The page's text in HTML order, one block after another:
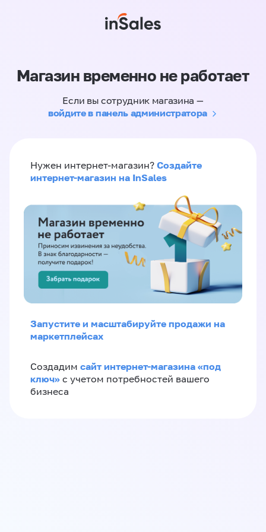
Магазин временно не работает
Если вы сотрудник магазина —
войдите в панель администратора
Нужен интернет-магазин? Создайте
интернет-магазин на InSales
Запустите и масштабируйте продажи на
маркетплейсах
Создадим сайт интернет-магазина «под
ключ» с учетом потребностей вашего
бизнеса